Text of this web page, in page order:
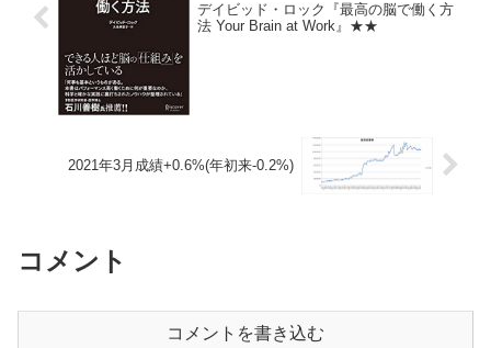
デイビッド・ロック『最高の脳で働く方
法 Your Brain at Work』★★
2021年3月成績+0.6%(年初来-0.2%)
コメント
コメントを書き込む